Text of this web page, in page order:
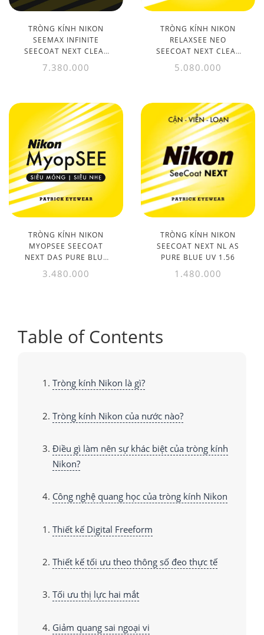
TRÒNG KÍNH NIKON
SEEMAX INFINITE
SEECOAT NEXT CLEAR
1.50
7.380.000
TRÒNG KÍNH NIKON
RELAXSEE NEO
SEECOAT NEXT CLEAR
1.50
5.080.000
TRÒNG KÍNH NIKON
MYOPSEE SEECOAT
NEXT DAS PURE BLUE
UV 1.60
3.480.000
TRÒNG KÍNH NIKON
SEECOAT NEXT NL AS
PURE BLUE UV 1.56
1.480.000
Table of Contents
Tròng kính Nikon là gì?
Tròng kính Nikon của nước nào?
Điều gì làm nên sự khác biệt của tròng kính
Nikon?
Công nghệ quang học của tròng kính Nikon
Thiết kế Digital Freeform
Thiết kế tối ưu theo thông số đeo thực tế
Tối ưu thị lực hai mắt
Giảm quang sai ngoại vi